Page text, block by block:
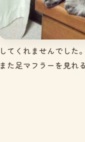
してくれませんでした。
また足マフラーを見れ